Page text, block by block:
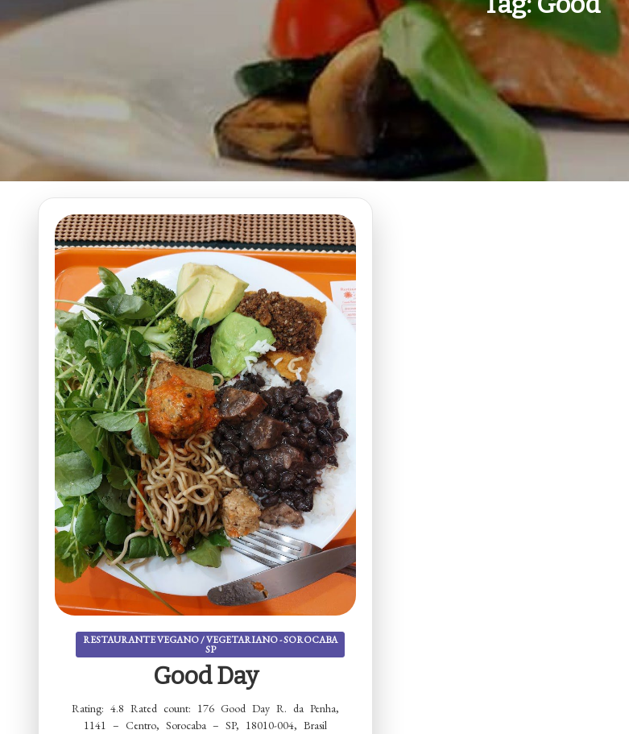
RESTAURANTE VEGANO / VEGETARIANO - SOROCABA
SP
Good Day
Rating: 4.8 Rated count: 176 Good Day R. da Penha,
1141 – Centro, Sorocaba – SP, 18010-004, Brasil